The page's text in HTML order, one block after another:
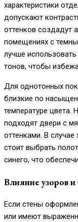
характеристики
допускают
оттенков создадут
помещениях с
лучше
тонов, чтобы
Для однотонных
близкие по
температуре цвета.
подходят двери с
оттенками. В
стоит выбрать
синего, что
Влияние узоров и
Если стены
или имеют